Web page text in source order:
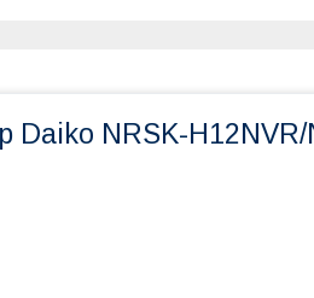
Daiko NRSK-H12NVR/